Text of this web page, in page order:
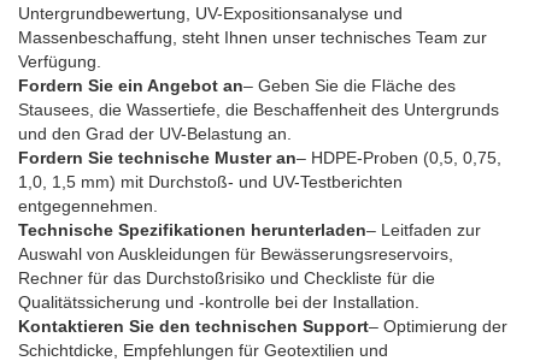
Untergrundbewertung, UV-Expositionsanalyse und
Massenbeschaffung, steht Ihnen unser technisches Team zur
Verfügung.
Fordern Sie ein Angebot an– Geben Sie die Fläche des
Stausees, die Wassertiefe, die Beschaffenheit des Untergrunds
und den Grad der UV-Belastung an.
Fordern Sie technische Muster an– HDPE-Proben (0,5, 0,75,
1,0, 1,5 mm) mit Durchstoß- und UV-Testberichten
entgegennehmen.
Technische Spezifikationen herunterladen– Leitfaden zur
Auswahl von Auskleidungen für Bewässerungsreservoirs,
Rechner für das Durchstoßrisiko und Checkliste für die
Qualitätssicherung und -kontrolle bei der Installation.
Kontaktieren Sie den technischen Support– Optimierung der
Schichtdicke, Empfehlungen für Geotextilien und